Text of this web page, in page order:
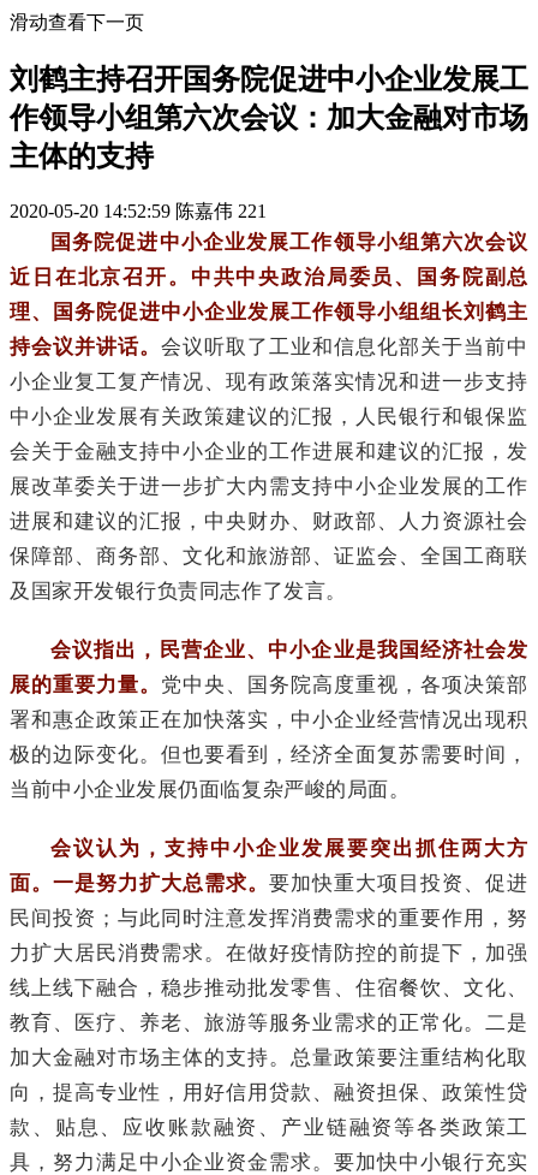
滑动查看下一页
刘鹤主持召开国务院促进中小企业发展工
作领导小组第六次会议：加大金融对市场
主体的支持
2020-05-20 14:52:59 陈嘉伟 221
国务院促进中小企业发展工作领导小组第六次会议
近日在北京召开。中共中央政治局委员、国务院副总
理、国务院促进中小企业发展工作领导小组组长刘鹤主
持会议并讲话。会议听取了工业和信息化部关于当前中
小企业复工复产情况、现有政策落实情况和进一步支持
中小企业发展有关政策建议的汇报，人民银行和银保监
会关于金融支持中小企业的工作进展和建议的汇报，发
展改革委关于进一步扩大内需支持中小企业发展的工作
进展和建议的汇报，中央财办、财政部、人力资源社会
保障部、商务部、文化和旅游部、证监会、全国工商联
及国家开发银行负责同志作了发言。
会议指出，民营企业、中小企业是我国经济社会发
展的重要力量。 党中央、国务院高度重视，各项决策部
署和惠企政策正在加快落实，中小企业经营情况出现积
极的边际变化。但也要看到，经济全面复苏需要时间，
当前中小企业发展仍面临复杂严峻的局面。
会议认为，支持中小企业发展要突出抓住两大方
面。一是努力扩大总需求。要加快重大项目投资、促进
民间投资；与此同时注意发挥消费需求的重要作用，努
力扩大居民消费需求。在做好疫情防控的前提下，加强
线上线下融合，稳步推动批发零售、住宿餐饮、文化、
教育、医疗、养老、旅游等服务业需求的正常化。二是
加大金融对市场主体的支持。总量政策要注重结构化取
向，提高专业性，用好信用贷款、融资担保、政策性贷
款、贴息、应收账款融资、产业链融资等各类政策工
具，努力满足中小企业资金需求。要加快中小银行充实